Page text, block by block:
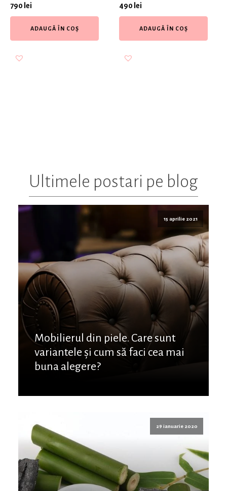
790 lei
ADAUGĂ ÎN COȘ
490 lei
ADAUGĂ ÎN COȘ
Ultimele postari pe blog
15 aprilie 2021
Mobilierul din piele. Care sunt
variantele și cum să faci cea mai
buna alegere?
29 ianuarie 2020